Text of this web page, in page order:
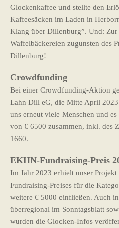
Glockenkaffee und stellte den
Kaffeesäcken im Laden in
Klang über Dillenburg”. Und: Zur
Waffelbäckereien zugunsten des
Dillenburg!
Crowdfunding
Bei einer Crowdfunding-Aktion
Lahn Dill eG, die Mitte April
uns erneut viele Menschen und
von € 6500 zusammen, inkl. des
1660.
EKHN-Fundraising-Preis
Im Jahr 2023 erhielt unser
Fundraising-Preises für die
weitere € 5000 einfließen. Auch
überregional im Sonntagsblatt
wurden die Glocken-Infos